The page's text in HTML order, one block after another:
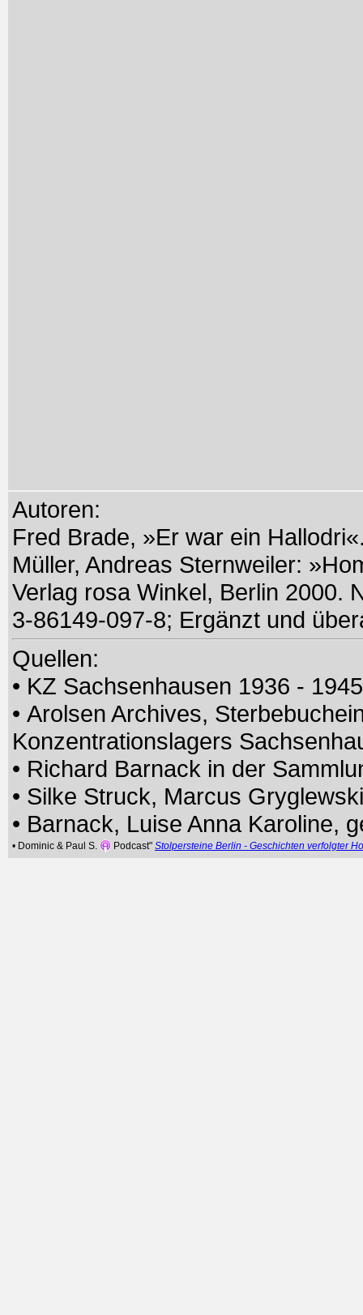
Autoren:
Fred Brade, »Er war ein
Müller, Andreas Sternweiler:
Verlag rosa Winkel, Berlin 2000.
3-86149-097-8; Ergänzt und
Quellen:
• KZ Sachsenhausen 1936 -
• Arolsen Archives,
Konzentrationslagers
• Richard Barnack in der
• Silke Struck, Marcus
• Barnack, Luise Anna Karoline,
• Dominic & Paul S. Podcast" Stolpersteine Berlin - Geschichten verfolgter